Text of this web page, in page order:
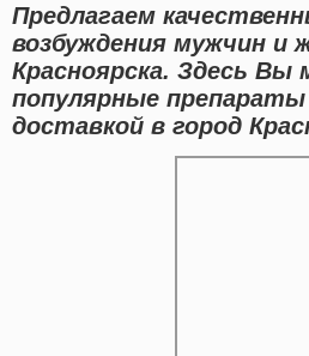
Предлагаем
возбуждения мужчин и
Красноярска. Здесь
популярные
доставкой в город